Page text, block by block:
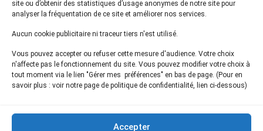
site ou d’obtenir des statistiques d’usage anonymes de notre site pour
analyser la fréquentation de ce site et améliorer nos services.
Aucun cookie publicitaire ni traceur tiers n'est utilisé.
Vous pouvez accepter ou refuser cette mesure d'audience. Votre choix
n'affecte pas le fonctionnement du site. Vous pouvez modifier votre choix à
tout moment via le lien "Gérer mes préférences" en bas de page. (Pour en
savoir plus : voir notre page de politique de confidentialité, lien ci-dessous)
Accepter
Informations légales
Plan du site
Inscrivez-vous à notrenewsletter